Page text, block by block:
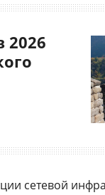
2026
сетевой